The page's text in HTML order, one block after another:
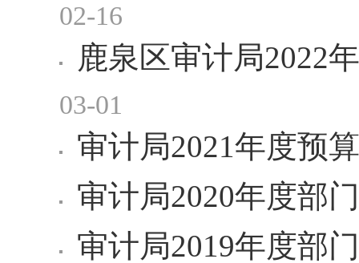
02-16
鹿泉区审计局2022
03-01
审计局2021年度预
审计局2020年度部
审计局2019年度部